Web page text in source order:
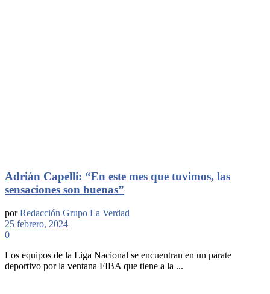
Adrián Capelli: “En este mes que tuvimos, las
sensaciones son buenas”
por Redacción Grupo La Verdad
25 febrero, 2024
0
Los equipos de la Liga Nacional se encuentran en un parate
deportivo por la ventana FIBA que tiene a la ...